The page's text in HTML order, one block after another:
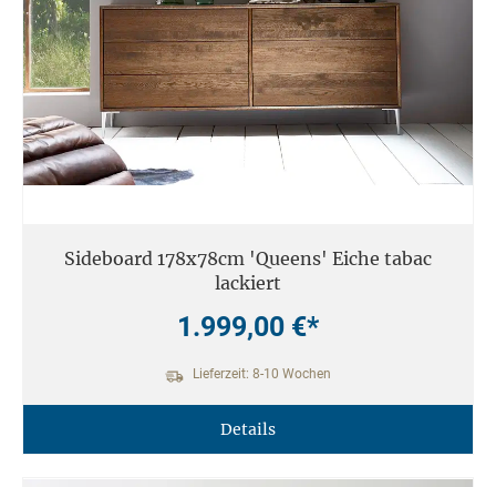
Sideboard 178x78cm 'Queens' Eiche tabac
lackiert
1.999,00 €*
Lieferzeit: 8-10 Wochen
Details